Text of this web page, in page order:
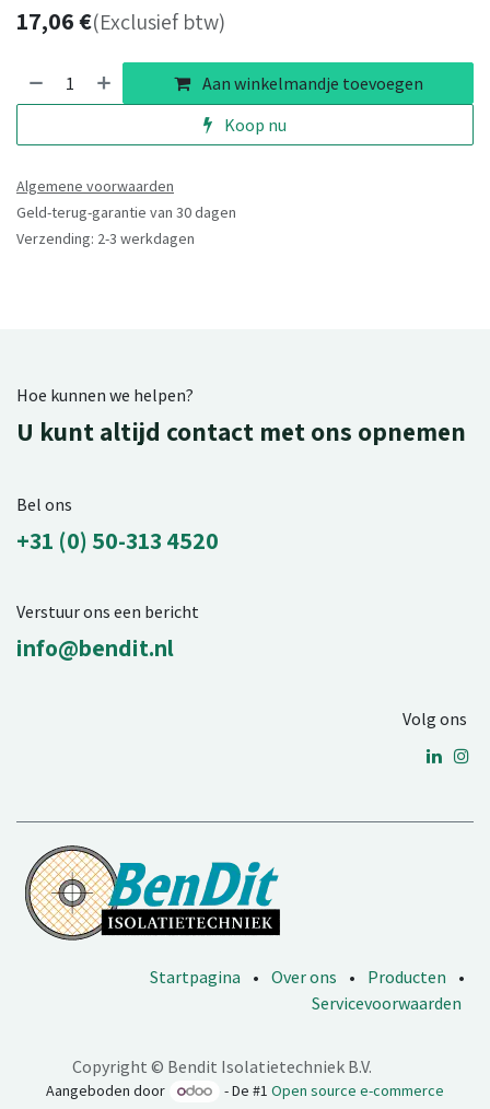
17,06€(Exclusief btw)
Aan winkelmandje toevoegen
Koop nu
Algemene voorwaarden
Geld-terug-garantie van 30 dagen
Verzending: 2-3 werkdagen
Hoe kunnen we helpen?
U kunt altijd contact met ons opnemen
Bel ons
+31 (0) 50-313 4520
Verstuur ons een bericht
info@bendit.nl
Volg ons
Startpagina • Over ons • Producten
•
Servicevoorwaarden
Copyright © Bendit Isolatietechniek B.V.
Aangeboden door - De #1Open source e-commerce